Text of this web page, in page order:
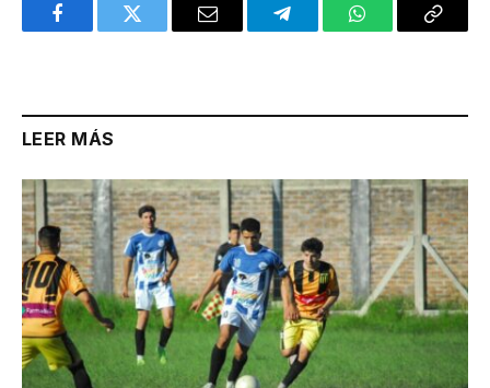
FacebookTwitter Email TelegramWhatsAppCopy
LEER MÁS